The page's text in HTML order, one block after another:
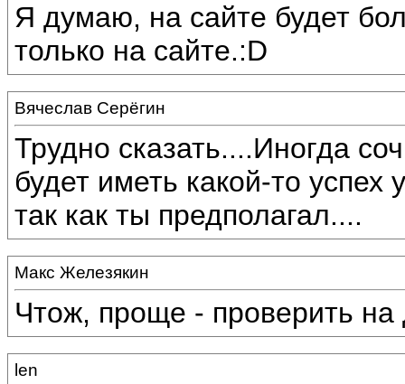
Я думаю, на сайте будет
только на сайте.:D
Вячеслав Серёгин
Трудно сказать....Иногда
будет иметь какой-то успех
так как ты предполагал....
Макс Железякин
Чтож, проще - проверить на
len